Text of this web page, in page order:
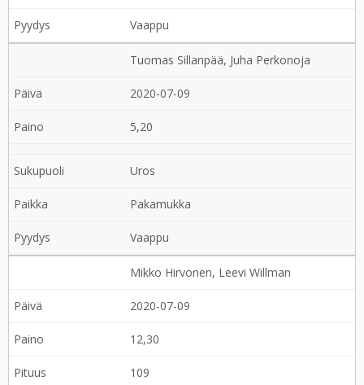
Vaappu
Tuomas Sillanpää, Juha Perkonoja
2020-07-09
5,20
Uros
Pakamukka
Vaappu
Mikko Hirvonen, Leevi Willman
2020-07-09
12,30
109